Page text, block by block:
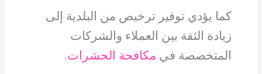
كما يؤدي توفير ترخيص من البلدية إلى
زيادة الثقة بين العملاء والشركات
المتخصصة في مكافحة الحشرات.